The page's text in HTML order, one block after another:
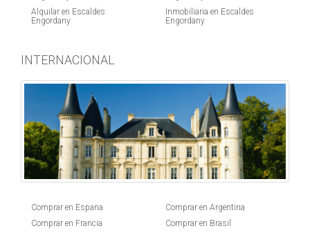
Alquilar en Escaldes
Engordany
Inmobiliaria en Escaldes
Engordany
INTERNACIONAL
Comprar en Espana
Comprar en Francia
Comprar en Argentina
Comprar en Brasil